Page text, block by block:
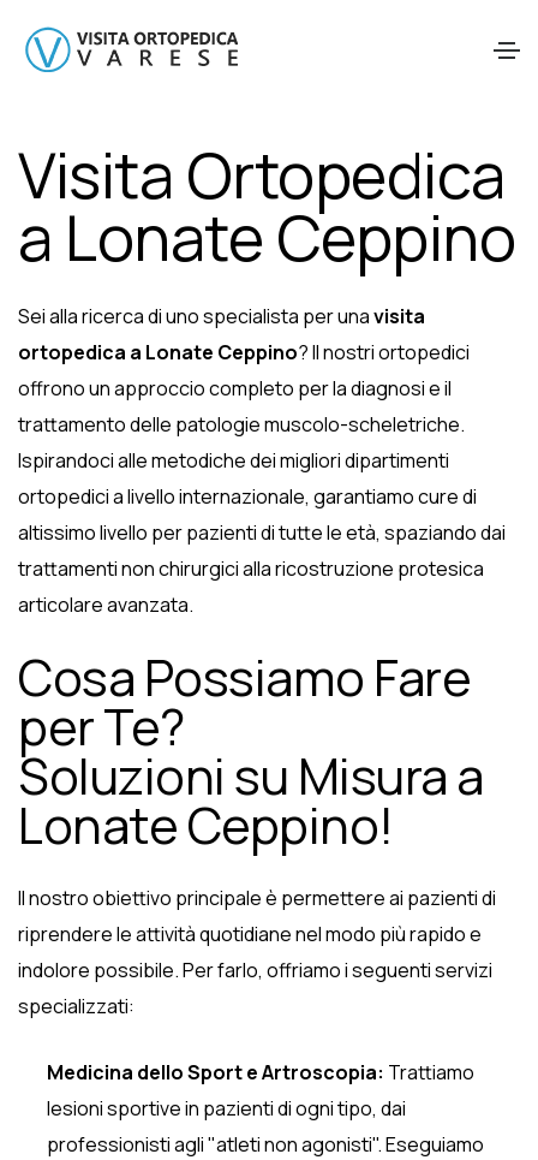
Visita Ortopedica
a Lonate Ceppino
Sei alla ricerca di uno specialista per unavisita
ortopedica a Lonate Ceppino? Il nostri ortopedici
offrono un approccio completo per la diagnosi e il
trattamento delle patologie muscolo-scheletriche.
Ispirandoci alle metodiche dei migliori dipartimenti
ortopedici a livello internazionale, garantiamo cure di
altissimo livello per pazienti di tutte le età, spaziando dai
trattamenti non chirurgici alla ricostruzione protesica
articolare avanzata.
Cosa Possiamo Fare
per Te?
Soluzioni su Misura a
Lonate Ceppino!
Il nostro obiettivo principale è permettere ai pazienti di
riprendere le attività quotidiane nel modo più rapido e
indolore possibile. Per farlo, offriamo i seguenti servizi
specializzati:
Medicina dello Sport e Artroscopia: Trattiamo
lesioni sportive in pazienti di ogni tipo, dai
professionisti agli "atleti non agonisti". Eseguiamo